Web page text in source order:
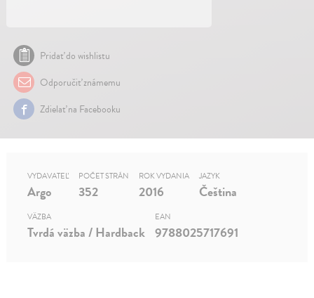
Pridať do wishlistu
Odporučiť známemu
Zdielať na Facebooku
VYDAVATEĽ
Argo
POČET STRÁN
352
ROK VYDANIA
2016
JAZYK
Čeština
VÄZBA
Tvrdá väzba / Hardback
EAN
9788025717691